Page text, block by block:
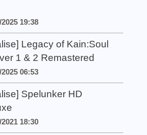
2025 19:38
Legacy of Kain:Soul
1 & 2 Remastered
2025 06:53
Spelunker HD
2021 18:30